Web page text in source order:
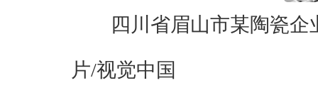
四川省眉山市某陶瓷
片/视觉中国